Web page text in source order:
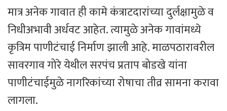
मात्र अनेक गावात ही कामे कंत्राटदारांच्या दुर्लक्षामुळे व
निधीअभावी अर्धवट आहेत. त्यामुळे अनेक गावांमध्ये
कृत्रिम पाणीटंचाई निर्माण झाली आहे. माळपठारावरील
सावरगाव गोरे येथील सरपंच प्रताप बोडखे यांना
पाणीटंचाईमुळे नागरिकांच्या रोषाचा तीव्र सामना करावा
लागला.